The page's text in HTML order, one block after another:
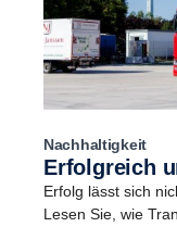
Nachhaltigkeit
Erfolgreich
Erfolg lässt sich
Lesen Sie, wie